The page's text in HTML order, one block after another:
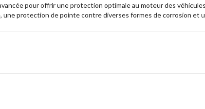
pour offrir une protection optimale au moteur des
protection de pointe contre diverses formes de corrosion et